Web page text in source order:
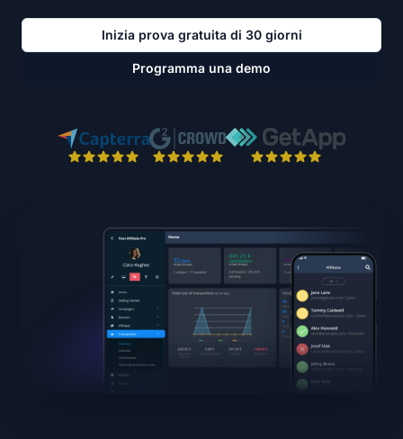
Inizia prova gratuita di 30 giorni
Programma una demo